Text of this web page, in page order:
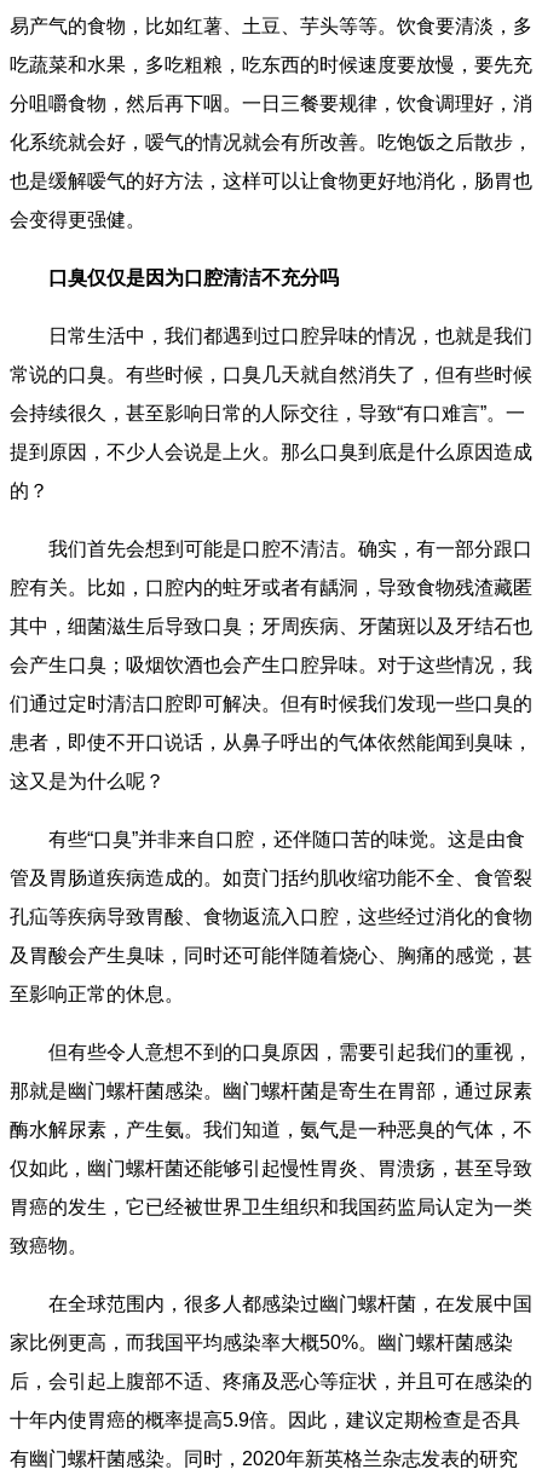
易产气的食物，比如红薯、土豆、芋头等等。饮食要清淡，多
吃蔬菜和水果，多吃粗粮，吃东西的时候速度要放慢，要先充
分咀嚼食物，然后再下咽。一日三餐要规律，饮食调理好，消
化系统就会好，嗳气的情况就会有所改善。吃饱饭之后散步，
也是缓解嗳气的好方法，这样可以让食物更好地消化，肠胃也
会变得更强健。
口臭仅仅是因为口腔清洁不充分吗
日常生活中，我们都遇到过口腔异味的情况，也就是我们
常说的口臭。有些时候，口臭几天就自然消失了，但有些时候
会持续很久，甚至影响日常的人际交往，导致“有口难言”。一
提到原因，不少人会说是上火。那么口臭到底是什么原因造成
的？
我们首先会想到可能是口腔不清洁。确实，有一部分跟口
腔有关。比如，口腔内的蛀牙或者有龋洞，导致食物残渣藏匿
其中，细菌滋生后导致口臭；牙周疾病、牙菌斑以及牙结石也
会产生口臭；吸烟饮酒也会产生口腔异味。对于这些情况，我
们通过定时清洁口腔即可解决。但有时候我们发现一些口臭的
患者，即使不开口说话，从鼻子呼出的气体依然能闻到臭味，
这又是为什么呢？
有些“口臭”并非来自口腔，还伴随口苦的味觉。这是由食
管及胃肠道疾病造成的。如贲门括约肌收缩功能不全、食管裂
孔疝等疾病导致胃酸、食物返流入口腔，这些经过消化的食物
及胃酸会产生臭味，同时还可能伴随着烧心、胸痛的感觉，甚
至影响正常的休息。
但有些令人意想不到的口臭原因，需要引起我们的重视，
那就是幽门螺杆菌感染。幽门螺杆菌是寄生在胃部，通过尿素
酶水解尿素，产生氨。我们知道，氨气是一种恶臭的气体，不
仅如此，幽门螺杆菌还能够引起慢性胃炎、胃溃疡，甚至导致
胃癌的发生，它已经被世界卫生组织和我国药监局认定为一类
致癌物。
在全球范围内，很多人都感染过幽门螺杆菌，在发展中国
家比例更高，而我国平均感染率大概50%。幽门螺杆菌感染
后，会引起上腹部不适、疼痛及恶心等症状，并且可在感染的
十年内使胃癌的概率提高5.9倍。因此，建议定期检查是否具
有幽门螺杆菌感染。同时，2020年新英格兰杂志发表的研究